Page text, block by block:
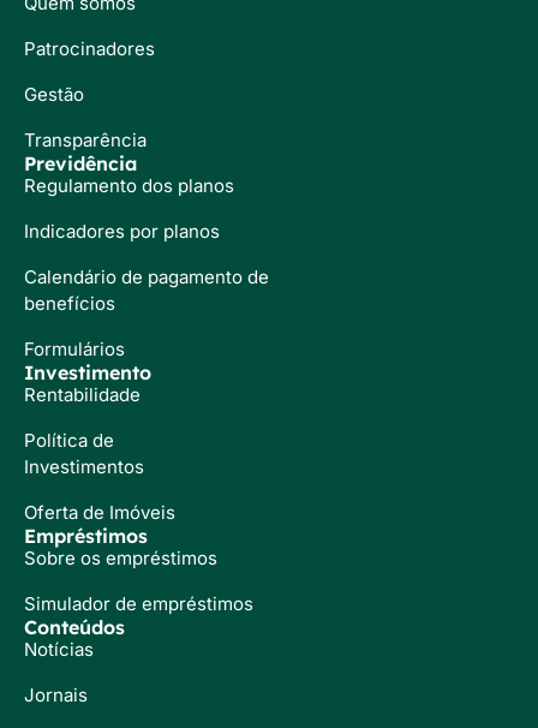
Patrocinadores
Gestão
Transparência
Previdência
Regulamento dos planos
Indicadores por planos
Calendário de pagamento de
benefícios
Formulários
Investimento
Rentabilidade
Política de
Investimentos
Oferta de Imóveis
Empréstimos
Sobre os empréstimos
Simulador de empréstimos
Conteúdos
Notícias
Jornais